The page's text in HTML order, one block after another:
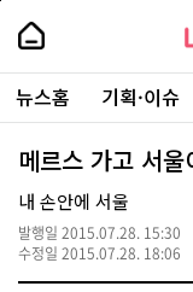
본
로
가
내
손
안
에
서
울
-
서
울
시
대
표
소
주
요
서
뉴스홈 기획·이슈
메르스 가고 서
내 손안에 서울
발행일 2015.07.28. 15:30
수정일 2015.07.28. 18:06
페
상
단
로